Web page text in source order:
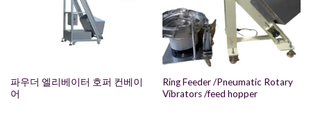
파우더 엘리베이터 호퍼 컨베이
어
Ring Feeder /Pneumatic Rotary
Vibrators /feed hopper